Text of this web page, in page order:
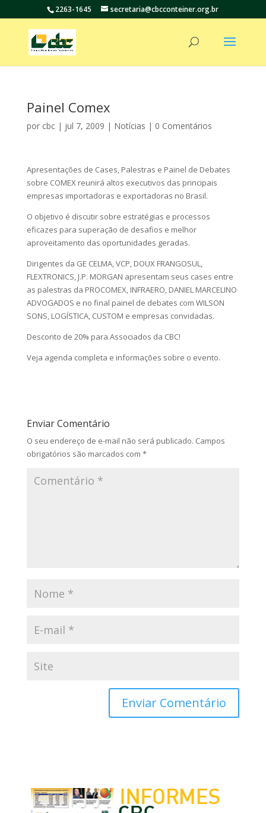
2263-1645 secretaria@cbcconteiner.org.br
Painel Comex
por cbc| jul 7, 2009 | Notícias | 0 Comentários
Apresentações de Cases, Palestras e Painel de Debates
sobre COMEX reunirá altos executivos das principais
empresas importadoras e exportadoras no Brasil.
O objetivo é discutir sobre estratégias e processos
eficazes para superação de desafios e melhor
aproveitamento das oportunidades geradas.
Dirigentes da GE CELMA, VCP, DOUX FRANGOSUL,
FLEXTRONICS, J.P. MORGAN apresentam seus cases entre
as palestras da PROCOMEX, INFRAERO, DANIEL MARCELINO
ADVOGADOS e no final painel de debates com WILSON
SONS, LOGÍSTICA, CUSTOM e empresas convidadas.
Desconto de 20% para Associados da CBC!
Veja agenda completa e informações sobre o evento.
Enviar Comentário
O seu endereço de e-mail não será publicado. Campos
obrigatórios são marcados com *